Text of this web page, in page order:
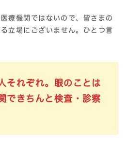
療機関ではないので、皆さまの
る立場にございません。ひとつ言
それぞれ。眼のことは
できちんと検査・診察